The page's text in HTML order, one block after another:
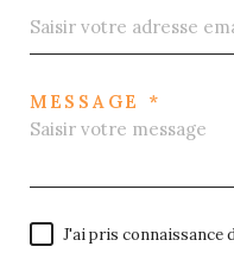
MESSAGE *
J'ai pris connaissance